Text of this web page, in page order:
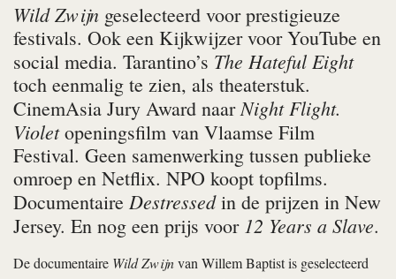
Wild Zwijn geselecteerd voor prestigieuze
festivals. Ook een Kijkwijzer voor YouTube en
social media. Tarantino’s The Hateful Eight
toch eenmalig te zien, als theaterstuk.
CinemAsia Jury Award naarNight Flight.
Violetopeningsfilm van Vlaamse Film
Festival. Geen samenwerking tussen publieke
omroep en Netflix. NPO koopt topfilms.
Documentaire Destressedin de prijzen in New
Jersey. En nog een prijs voor 12 Years a Slave.
De documentaire Wild Zwijnvan Willem Baptist is geselecteerd